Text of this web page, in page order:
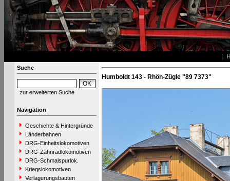
Suche
zur erweiterten Suche
Navigation
Geschichte & Hintergründe
Länderbahnen
DRG-Einheitslokomotiven
DRG-Zahnradlokomotiven
DRG-Schmalspurlok.
Kriegslokomotiven
Verlagerungsbauten
Humboldt 143 - Rhön-Zügle "89 7373"